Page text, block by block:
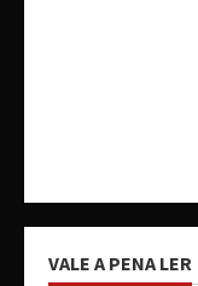
VALE A PENA LER